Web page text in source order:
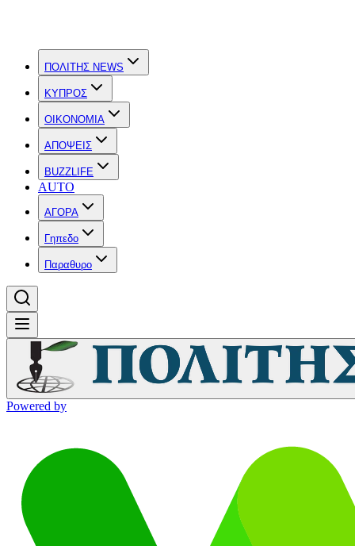
ΠΟΛΙΤΗΣ NEWS
ΚΥΠΡΟΣ
OIKONOMIA
ΑΠΟΨΕΙΣ
BUZZLIFE
AUTO
ΑΓΟΡΑ
Γηπεδο
Παραθυρο
Powered by